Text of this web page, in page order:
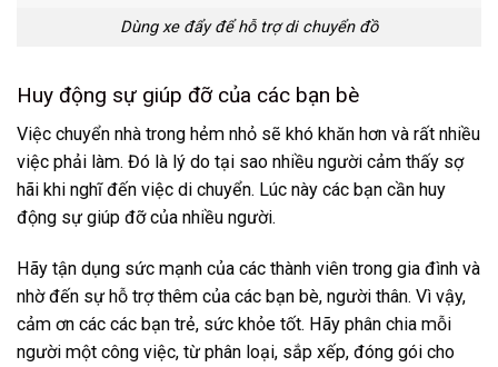
Dùng xe đẩy để hỗ trợ di chuyển đồ
Huy động sự giúp đỡ của các bạn bè
Việc chuyển nhà trong hẻm nhỏ sẽ khó khăn hơn và rất nhiều
việc phải làm. Đó là lý do tại sao nhiều người cảm thấy sợ
hãi khi nghĩ đến việc di chuyển. Lúc này các bạn cần huy
động sự giúp đỡ của nhiều người.
Hãy tận dụng sức mạnh của các thành viên trong gia đình và
nhờ đến sự hỗ trợ thêm của các bạn bè, người thân. Vì vậy,
cảm ơn các các bạn trẻ, sức khỏe tốt. Hãy phân chia mỗi
người một công việc, từ phân loại, sắp xếp, đóng gói cho